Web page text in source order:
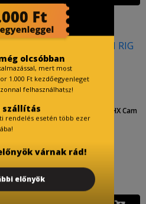
Plantronics NACON RIG 400HX Cam
o XBOX
olcsóbban
mert most
1.000 Ft kezdőegyenleget
felhasználhatsz!
szállítás
rendelés esetén több ezer
várnak rád!
előnyök